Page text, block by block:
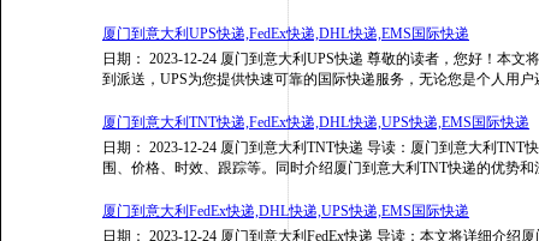
厦门到意大利UPS快递,FedEx快递,DHL快递,EMS国际快递
日期： 2023-12-24 厦门到意大利UPS快递 尊敬的读者，您好！本
到派送，UPS为您提供快速可靠的国际快递服务，无论您是个人用
厦门到意大利TNT快递,FedEx快递,DHL快递,UPS快递,EMS国际快递
日期： 2023-12-24 厦门到意大利TNT快递 导读：厦门到意大利TNT
围、价格、时效、跟踪等。同时介绍厦门到意大利TNT快递的优势
厦门到意大利FedEx快递,DHL快递,UPS快递,EMS国际快递
日期： 2023-12-24 厦门到意大利FedEx快递 导读：本文将详细介绍